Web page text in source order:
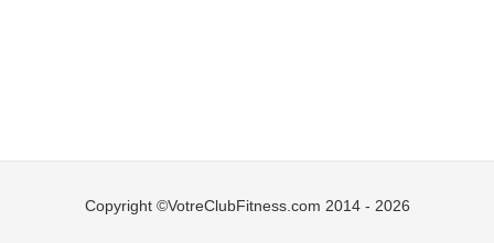
Copyright ©VotreClubFitness.com 2014 - 2026